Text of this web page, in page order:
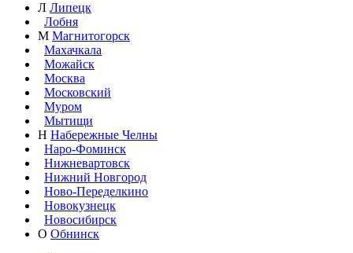
Л Липецк
Лобня
М Магнитогорск
Махачкала
Можайск
Москва
Московский
Муром
Мытищи
Н Набережные Челны
Наро-Фоминск
Нижневартовск
Нижний Новгород
Ново-Переделкино
Новокузнецк
Новосибирск
О Обнинск